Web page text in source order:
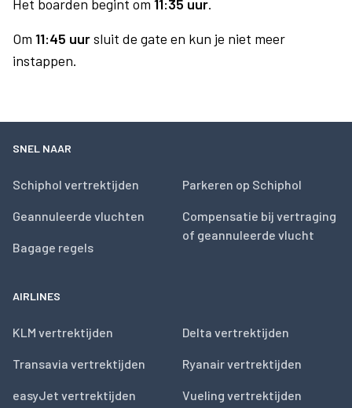
Het boarden begint om 11:35 uur.
Om 11:45 uursluit de gate en kun je niet meer
instappen.
SNEL NAAR
Schiphol vertrektijden
Geannuleerde vluchten
Bagage regels
Parkeren op Schiphol
Compensatie bij vertraging
of geannuleerde vlucht
AIRLINES
KLM vertrektijden
Transavia vertrektijden
easyJet vertrektijden
Delta vertrektijden
Ryanair vertrektijden
Vueling vertrektijden